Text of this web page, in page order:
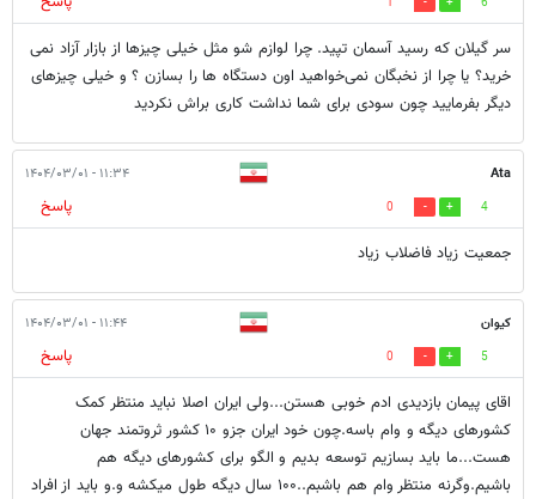
سر گیلان که رسید آسمان تپید. چرا لوازم شو مثل خیلی چیزها از بازار آزاد نمی
خرید؟ یا چرا از نخبگان نمی‌خواهید اون دستگاه ها را بسازن ؟ و خیلی چیزهای
دیگر بفرمایید چون سودی برای شما نداشت کاری براش نکردید
Ata ۱۱:۳۴ - ۱۴۰۴/۰۳/۰۱
4
0
پاسخ
جمعیت زیاد فاضلاب زیاد
کیوان ۱۱:۴۴ - ۱۴۰۴/۰۳/۰۱
5
0
پاسخ
اقای پیمان بازدیدی ادم خوبی هستن...ولی ایران اصلا نباید منتظر کمک
کشورهای دیگه و وام باسه.چون خود ایران جزو ۱۰ کشور ثروتمند جهان
هست...ما باید بسازیم توسعه بدیم و الگو برای کشورهای دیگه هم
باشیم.وگرنه منتظر وام هم باشبم..۱۰۰ سال دیگه طول میکشه و.و باید از افراد